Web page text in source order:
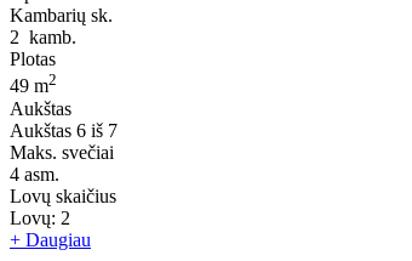
Kambarių sk.
2 kamb.
Plotas
49 m2
Aukštas
Aukštas 6 iš 7
Maks. svečiai
4 asm.
Lovų skaičius
Lovų: 2
+ Daugiau